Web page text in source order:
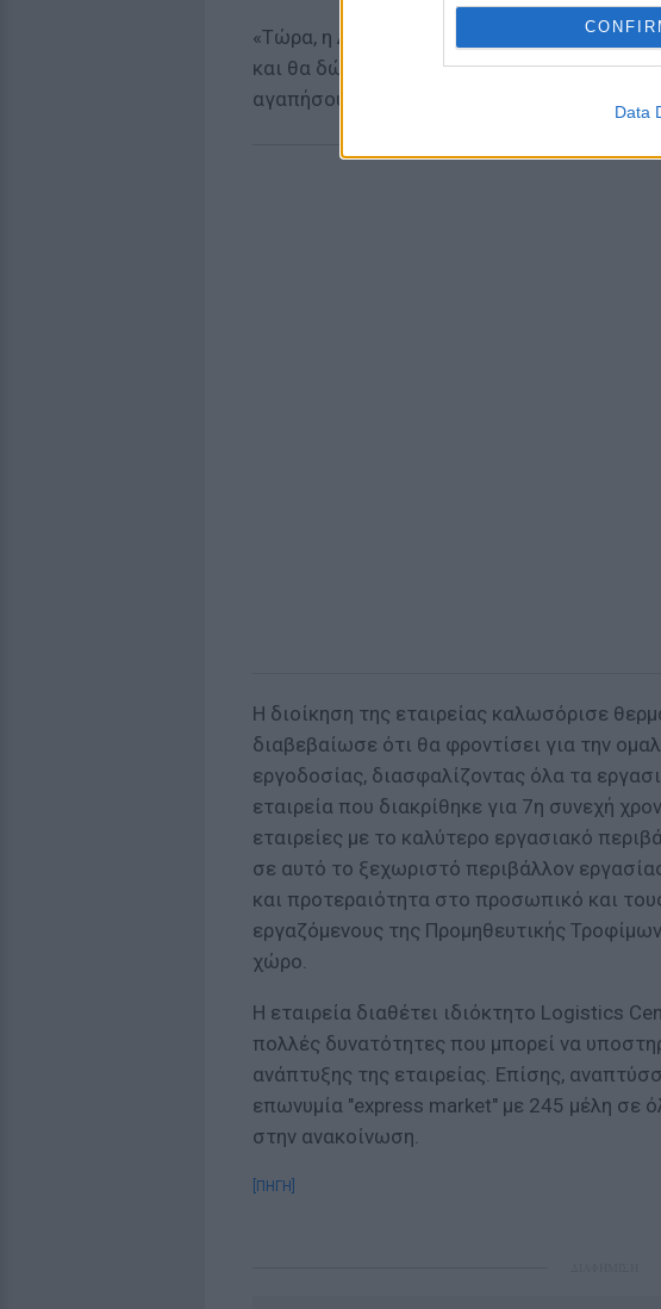
Data
«Τώρα, η Διαμαντής Μασούτης θα βρίσκεται
και θα δώσει την ευκαιρία στους
αγαπήσουν τα "ελληνικά και οικονομικά"
Η διοίκηση της εταιρείας καλωσόρισε
διαβεβαίωσε ότι θα φροντίσει για την
εργοδοσίας, διασφαλίζοντας όλα τα
εταιρεία που διακρίθηκε για 7η συνεχή
εταιρείες με το καλύτερο εργασιακό
σε αυτό το ξεχωριστό περιβάλλον
και προτεραιότητα στο προσωπικό και
εργαζόμενους της Προμηθευτικής
χώρο.
Η εταιρεία διαθέτει ιδιόκτητο Logistics
πολλές δυνατότητες που μπορεί να
ανάπτυξης της εταιρείας. Επίσης,
επωνυμία "express market" με 245 μέλη σε
στην ανακοίνωση.
[ΠΗΓΗ]